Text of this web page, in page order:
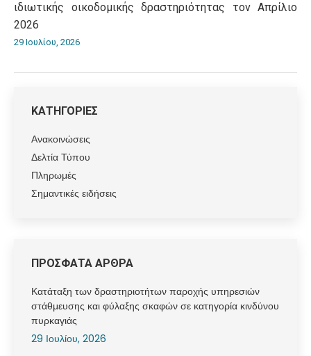
ιδιωτικής οικοδομικής δραστηριότητας τον Απρίλιο
2026
29 Ιουλίου, 2026
ΚΑΤΗΓΟΡΙΕΣ
Ανακοινώσεις
Δελτία Τύπου
Πληρωμές
Σημαντικές ειδήσεις
ΠΡΟΣΦΑΤΑ ΑΡΘΡΑ
Κατάταξη των δραστηριοτήτων παροχής υπηρεσιών
στάθμευσης και φύλαξης σκαφών σε κατηγορία κινδύνου
πυρκαγιάς
29 Ιουλίου, 2026